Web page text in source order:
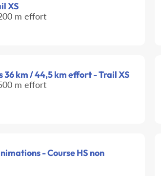
XS
m effort
km / 44,5 km effort - Trail XS
m effort
- Course HS non